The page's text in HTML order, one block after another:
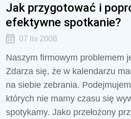
Jak przygotować i
efektywne spotkanie?
07 lis 2008
Naszym firmowym problemem
Zdarza się, że w kalendarzu
na siebie zebrania.
których nie mamy czasu się
spotykamy. Jako przełożony